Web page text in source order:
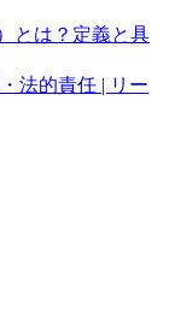
とは？定義と具
法的責任 | リー